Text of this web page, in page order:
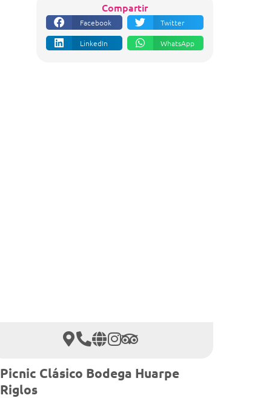
Compartir
Facebook Twitter
LinkedIn WhatsApp
Picnic Clásico Bodega Huarpe
Riglos